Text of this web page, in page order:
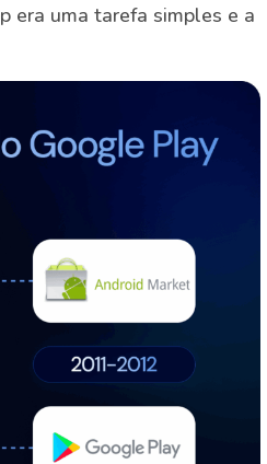
era uma tarefa simples e a